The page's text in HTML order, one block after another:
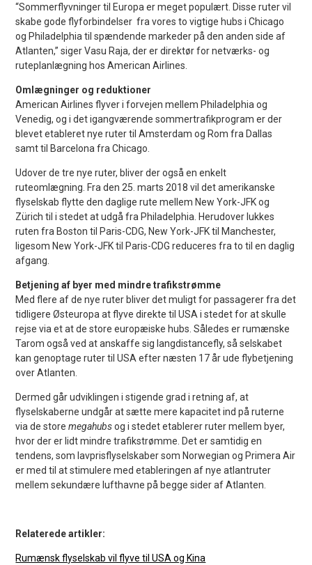
“Sommerflyvninger til Europa er meget populært. Disse ruter vil
skabe gode flyforbindelser fra vores to vigtige hubs i Chicago
og Philadelphia til spændende markeder på den anden side af
Atlanten,” siger Vasu Raja, der er direktør for netværks- og
ruteplanlægning hos American Airlines.
Omlægninger og reduktioner
American Airlines flyver i forvejen mellem Philadelphia og
Venedig, og i det igangværende sommertrafikprogram er der
blevet etableret nye ruter til Amsterdam og Rom fra Dallas
samt til Barcelona fra Chicago.
Udover de tre nye ruter, bliver der også en enkelt
ruteomlægning. Fra den 25. marts 2018 vil det amerikanske
flyselskab flytte den daglige rute mellem New York-JFK og
Zürich til i stedet at udgå fra Philadelphia. Herudover lukkes
ruten fra Boston til Paris-CDG, New York-JFK til Manchester,
ligesom New York-JFK til Paris-CDG reduceres fra to til en daglig
afgang.
Betjening af byer med mindre trafikstrømme
Med flere af de nye ruter bliver det muligt for passagerer fra det
tidligere Østeuropa at flyve direkte til USA i stedet for at skulle
rejse via et at de store europæiske hubs. Således er rumænske
Tarom også ved at anskaffe sig langdistancefly, så selskabet
kan genoptage ruter til USA efter næsten 17 år ude flybetjening
over Atlanten.
Dermed går udviklingen i stigende grad i retning af, at
flyselskaberne undgår at sætte mere kapacitet ind på ruterne
via de storemegahubsog i stedet etablerer ruter mellem byer,
hvor der er lidt mindre trafikstrømme. Det er samtidig en
tendens, som lavprisflyselskaber som Norwegian og Primera Air
er med til at stimulere med etableringen af nye atlantruter
mellem sekundære lufthavne på begge sider af Atlanten.
Relaterede artikler:
Rumænsk flyselskab vil flyve til USA og Kina